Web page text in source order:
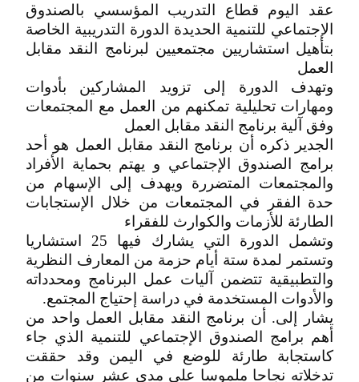
عقد اليوم قطاع التدريب المؤسسي بالصندوق
الإجتماعي للتنمية الحديدة الدورة التدريبية الخاصة
بتأهيل استشاريين مجتمعيين لبرنامج النقد مقابل
العمل
وتهدف الدورة إلى تزويد المشاركين بأدوات
ومهارات تحليلية تمكنهم من العمل مع المجتمعات
وفق آلية برنامج النقد مقابل العمل
الجدير ذكره أن برنامج النقد مقابل العمل هو أحد
برامج الصندوق الإجتماعي و يهتم بحماية الأفراد
والمجتمعات المتضررة ويهدف إلى الإسهام من
حدة الفقر في المجتمعات من خلال الإستجابات
الطارئة للأزمات والكوارث للفقراء
وتشمل الدورة التي يشارك فيها 25 استشاريا
وتستمر لمدة ستة أيام حزمة من المعارف النظرية
والتطبيقية تتضمن آليات عمل البرنامج ومحدداته
والأدوات المستخدمة في دراسة إحتياج المجتمع.
يشار إلى. أن برنامج النقد مقابل العمل واحد من
أهم برامج الصندوق الإجتماعي للتنمية الذي جاء
كاستجابة طارئة للوضع في اليمن وقد حققت
تدخلاته نجاحا ملموسا على مدى عشر سنوات من